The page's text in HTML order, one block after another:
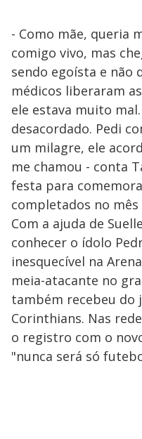
- Como mãe, queria
comigo vivo, mas
sendo egoísta e não
médicos liberaram
ele estava muito
desacordado. Pedi
um milagre, ele
me chamou - conta
festa para
completados no mês
Com a ajuda de
conhecer o ídolo
inesquecível na
meia-atacante no
também recebeu do
Corinthians. Nas
o registro com o
"nunca será só